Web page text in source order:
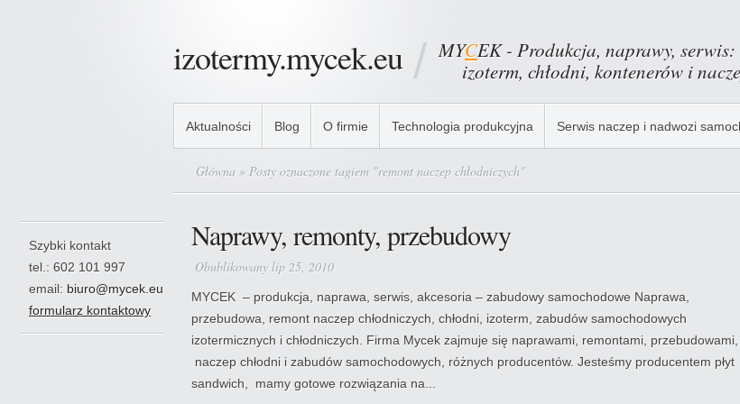
Szybki kontakt
tel.: 602 101 997
email: biuro@mycek.eu
formularz kontaktowy
izotermy.mycek.eu MYCEK - Produkcja, naprawy, serwis:
izoterm, chłodni, kontenerów i
Aktualności Blog O firmie Technologia produkcyjna Serwis naczep i nadwozi
Główna » Posty oznaczone tagiem "remont naczep chłodniczych"
Naprawy, remonty, przebudowy
Obublikowany lip 25, 2010
MYCEK – produkcja, naprawa, serwis, akcesoria – zabudowy samochodowe Naprawa,
przebudowa, remont naczep chłodniczych, chłodni, izoterm, zabudów samochodowych
izotermicznych i chłodniczych. Firma Mycek zajmuje się naprawami, remontami, przebudowami,
naczep chłodni i zabudów samochodowych, różnych producentów. Jesteśmy producentem płyt
sandwich, mamy gotowe rozwiązania na...